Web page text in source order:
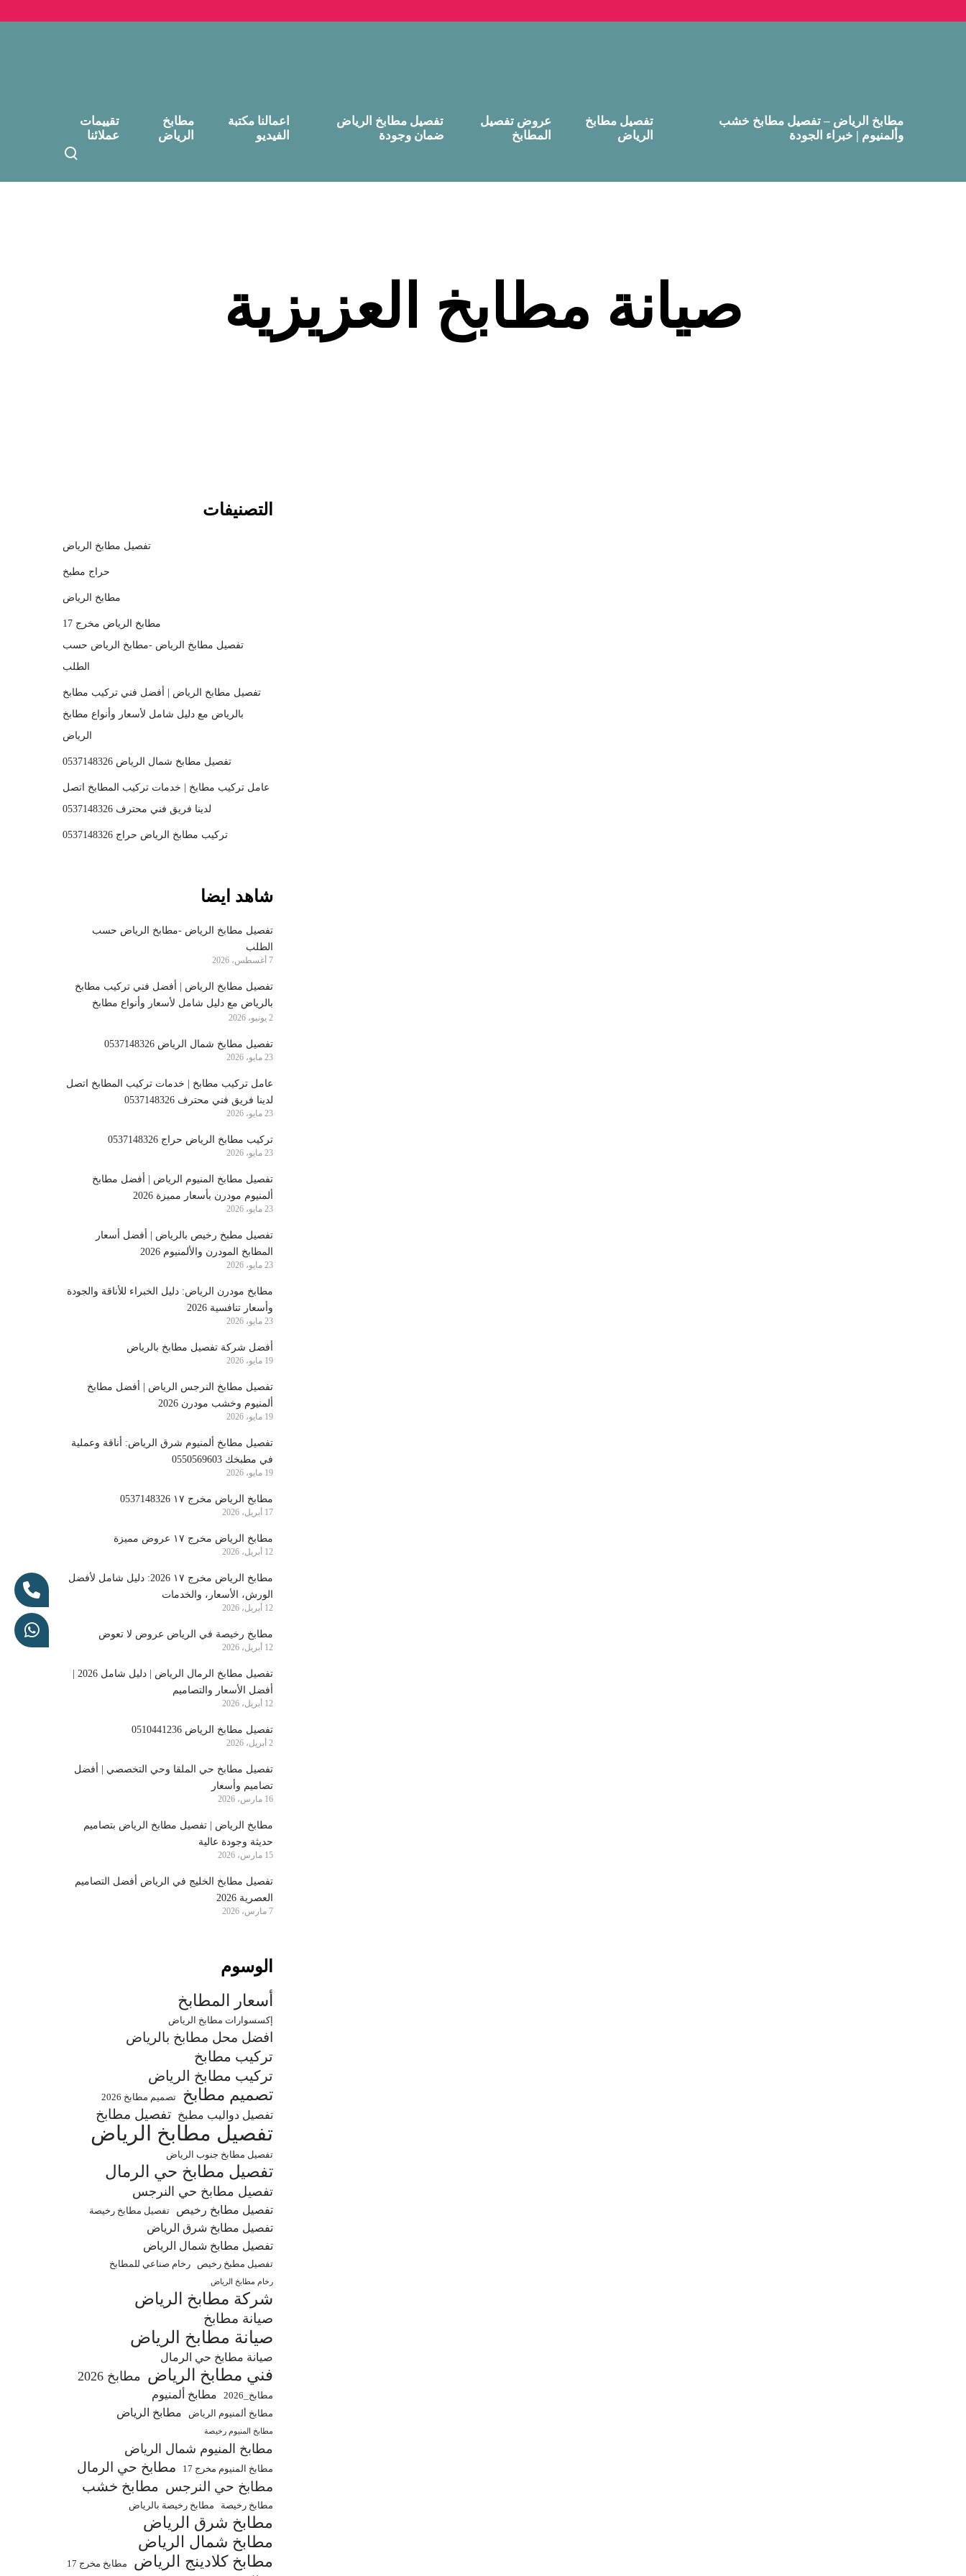
مطابخ الرياض – تفصيل مطابخ خشب
وألمنيوم | خبراء الجودة
تفصيل مطابخ
الرياض
عروض تفصيل
المطابخ
تفصيل مطابخ الرياض
ضمان وجودة
اعمالنا مكتبة
الفيديو
مطابخ
الرياض
تقييمات
عملائنا
T
g
صيانة مطابخ العزيزية
التصنيفات
تفصيل مطابخ الرياض
حراج مطبخ
مطابخ الرياض
مطابخ الرياض مخرج 17
تفصيل مطابخ الرياض -مطابخ الرياض حسب
الطلب
تفصيل مطابخ الرياض | أفضل فني تركيب مطابخ
بالرياض مع دليل شامل لأسعار وأنواع مطابخ
الرياض
تفصيل مطابخ شمال الرياض 0537148326
عامل تركيب مطابخ | خدمات تركيب المطابخ اتصل
لدينا فريق فني محترف 0537148326
تركيب مطابخ الرياض حراج 0537148326
شاهد ايضا
تفصيل مطابخ الرياض -مطابخ الرياض حسب
الطلب
7 أغسطس، 2026
تفصيل مطابخ الرياض | أفضل فني تركيب مطابخ
بالرياض مع دليل شامل لأسعار وأنواع مطابخ
الرياض
2 يونيو، 2026
تفصيل مطابخ شمال الرياض 0537148326
23 مايو، 2026
عامل تركيب مطابخ | خدمات تركيب المطابخ اتصل
لدينا فريق فني محترف 0537148326
23 مايو، 2026
تركيب مطابخ الرياض حراج 0537148326
23 مايو، 2026
تفصيل مطابخ المنيوم الرياض | أفضل مطابخ
ألمنيوم مودرن بأسعار مميزة 2026
23 مايو، 2026
تفصيل مطبخ رخيص بالرياض | أفضل أسعار
المطابخ المودرن والألمنيوم 2026
23 مايو، 2026
مطابخ مودرن الرياض: دليل الخبراء للأناقة والجودة
وأسعار تنافسية 2026
23 مايو، 2026
أفضل شركة تفصيل مطابخ بالرياض
19 مايو، 2026
تفصيل مطابخ النرجس الرياض | أفضل مطابخ
ألمنيوم وخشب مودرن 2026
19 مايو، 2026
تفصيل مطابخ ألمنيوم شرق الرياض: أناقة وعملية
في مطبخك 0550569603
19 مايو، 2026
مطابخ الرياض مخرج ١٧ 0537148326
17 أبريل، 2026
مطابخ الرياض مخرج ١٧ عروض مميزة
12 أبريل، 2026
مطابخ الرياض مخرج ١٧ 2026: دليل شامل لأفضل
الورش، الأسعار، والخدمات
12 أبريل، 2026
مطابخ رخيصة في الرياض عروض لا تعوض
12 أبريل، 2026
أفضل الأسعار والتصاميم
12 أبريل، 2026
تفصيل مطابخ الرياض 0510441236
2 أبريل، 2026
تفصيل مطابخ حي الملقا وحي التخصصي | أفضل
تصاميم وأسعار
16 مارس، 2026
مطابخ الرياض | تفصيل مطابخ الرياض بتصاميم
حديثة وجودة عالية
15 مارس، 2026
تفصيل مطابخ الخليج في الرياض أفضل التصاميم
العصرية 2026
7 مارس، 2026
الوسوم
أسعار المطابخ
إكسسوارات مطابخ الرياض
افضل محل مطابخ بالرياض
تركيب مطابخ
تركيب مطابخ الرياض
تصميم مطابخ تصميم مطابخ 2026
تفصيل دواليب مطبخ تفصيل مطابخ
تفصيل مطابخ الرياض
تفصيل مطابخ جنوب الرياض
تفصيل مطابخ حي الرمال
تفصيل مطابخ حي النرجس
تفصيل مطابخ رخيص تفصيل مطابخ رخيصة
تفصيل مطابخ شرق الرياض
تفصيل مطابخ شمال الرياض
تفصيل مطبخ رخيص رخام صناعي للمطابخ
رخام مطابخ الرياض
شركة مطابخ الرياض
صيانة مطابخ
صيانة مطابخ الرياض
صيانة مطابخ حي الرمال
فني مطابخ الرياض مطابخ 2026
مطابخ_2026 مطابخ ألمنيوم
مطابخ ألمنيوم الرياض مطابخ الرياض
مطابخ المنيوم رخيصة
مطابخ المنيوم شمال الرياض
مطابخ المنيوم مخرج 17
مطابخ حي الرمال
مطابخ حي النرجس مطابخ خشب
مطابخ رخيصة مطابخ رخيصة بالرياض
مطابخ شرق الرياض
مطابخ شمال الرياض
مطابخ كلادينج الرياض
مطابخ مخرج 17